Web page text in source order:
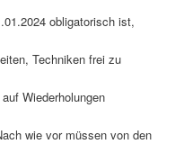
obligatorisch ist,
Techniken frei zu
Wiederholungen
wie vor müssen von den